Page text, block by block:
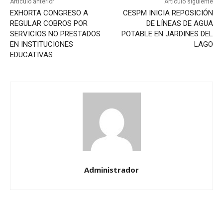
Artículo anterior
EXHORTA CONGRESO A
REGULAR COBROS POR
SERVICIOS NO PRESTADOS
EN INSTITUCIONES
EDUCATIVAS
Artículo siguiente
CESPM INICIA REPOSICIÓN
DE LÍNEAS DE AGUA
POTABLE EN JARDINES DEL
LAGO
Administrador